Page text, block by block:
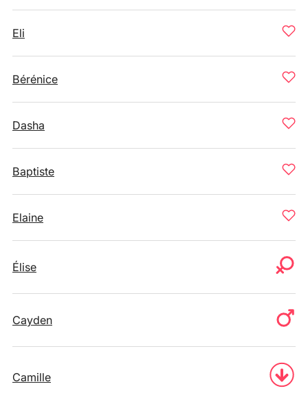
Eli
Bérénice
Dasha
Baptiste
Elaine
Élise
Cayden
Camille